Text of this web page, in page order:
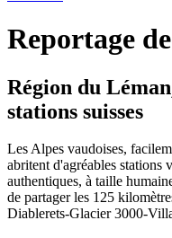
Reportage
Région du
stations suisses
Les Alpes vaudoises,
abritent d'agréables stations
authentiques, à taille
de partager les 125
Diablerets-Glacier 3000-